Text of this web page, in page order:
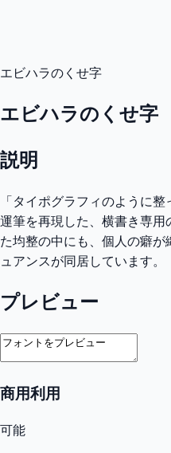
エビハラのくせ字
エビハラのくせ字
説明
「タイポグラフィのように
運筆を再現した、横書き専
た均整の中にも、個人の癖
ュアンスが同居しています。
プレビュー
商用利用
可能